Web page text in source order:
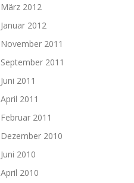
März 2012
Januar 2012
November 2011
September 2011
Juni 2011
April 2011
Februar 2011
Dezember 2010
Juni 2010
April 2010